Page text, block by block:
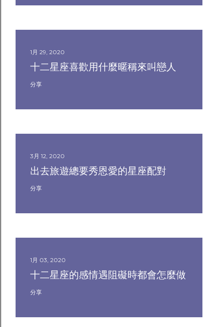
1月 29, 2020
十二星座喜歡用什麼暱稱來叫戀人
分享
3月 12, 2020
出去旅遊總要秀恩愛的星座配對
分享
1月 03, 2020
十二星座的感情遇阻礙時都會怎麼做
分享